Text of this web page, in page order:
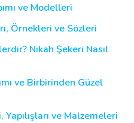
ve Modelleri
Örnekleri ve Sözleri
Nikah Şekeri Nasıl
ve Birbirinden Güzel
ve Malzemeleri